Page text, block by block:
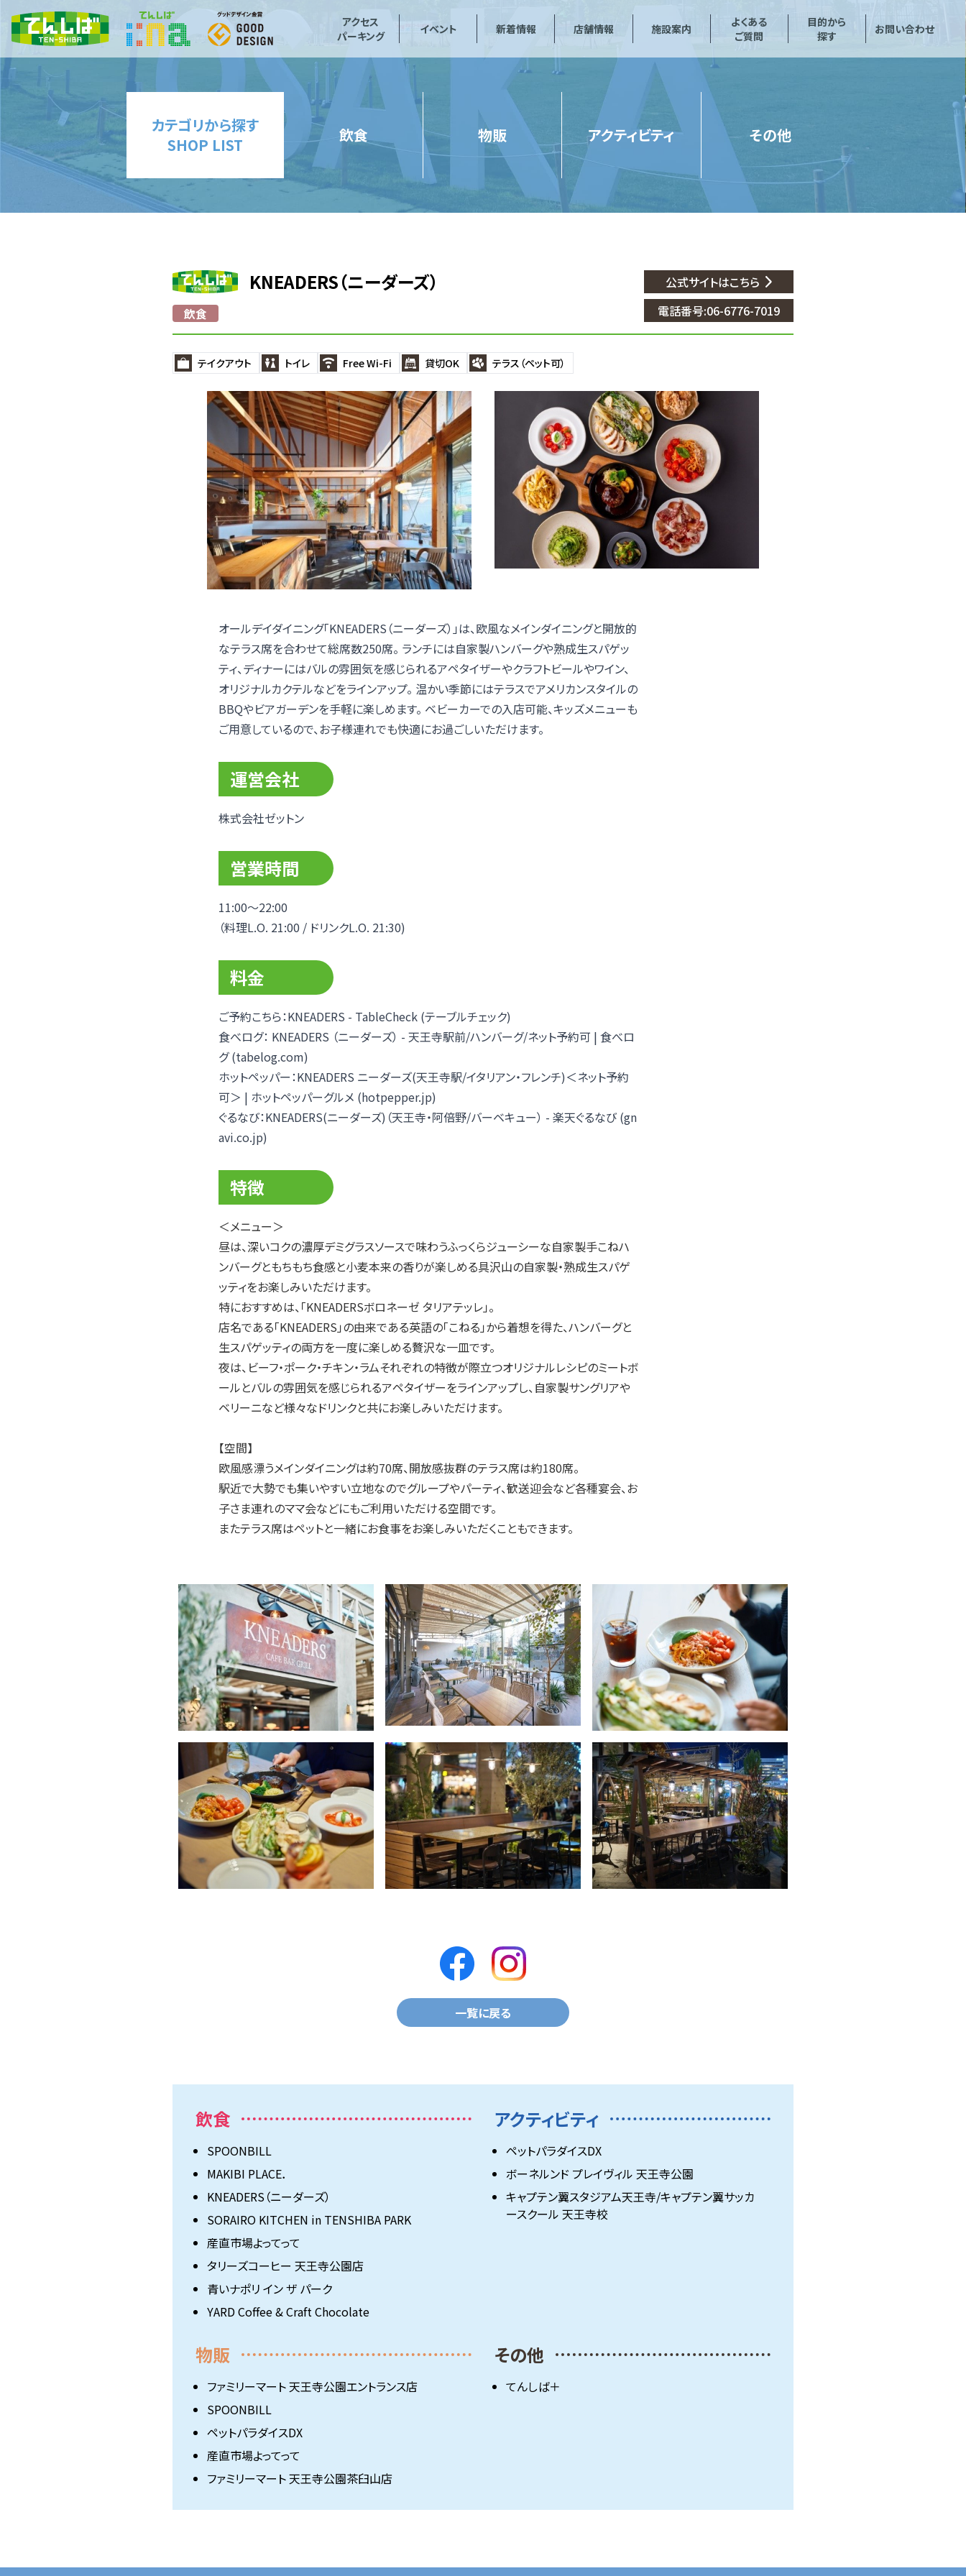
アクセス
パーキング
イベント 新着情報 店舗情報 施設案内
よくある
ご質問
目的から
探す
お問い合わせ
カテゴリから探す
SHOP LIST
飲食 物販 アクティビティ その他
KNEADERS（ニーダーズ）
飲食
公式サイトはこちら
電話番号:06-6776-7019
テイクアウト トイレ Free Wi-Fi 貸切OK テラス（ペット可）
オールデイダイニング「KNEADERS（ニーダーズ）」は、欧風なメインダイニングと開放的
なテラス席を合わせて総席数250席。 ランチには自家製ハンバーグや熟成生スパゲッ
ティ、ディナーにはバルの雰囲気を感じられるアペタイザーやクラフトビールやワイン、
オリジナルカクテルなどをラインアップ。 温かい季節にはテラスでアメリカンスタイルの
BBQやビアガーデンを手軽に楽しめます。 ベビーカーでの入店可能、キッズメニューも
ご用意しているので、お子様連れでも快適にお過ごしいただけます。
運営会社
株式会社ゼットン
営業時間
11:00～22:00
（料理L.O. 21:00 / ドリンクL.O. 21:30)
料金
ご予約こちら：KNEADERS - TableCheck (テーブルチェック)
食べログ： KNEADERS （ニーダーズ） - 天王寺駅前/ハンバーグ/ネット予約可 | 食べロ
グ (tabelog.com)
ホットペッパー：KNEADERS ニーダーズ(天王寺駅/イタリアン・フレンチ)＜ネット予約
可＞ | ホットペッパーグルメ (hotpepper.jp)
ぐるなび：KNEADERS(ニーダーズ)（天王寺・阿倍野/バーベキュー） - 楽天ぐるなび (gn
avi.co.jp)
特徴
＜メニュー＞
昼は、深いコクの濃厚デミグラスソースで味わうふっくらジューシーな自家製手こねハ
ンバーグともちもち食感と小麦本来の香りが楽しめる具沢山の自家製・熟成生スパゲ
ッティをお楽しみいただけます。
特におすすめは、「KNEADERSボロネーゼ タリアテッレ」。
店名である「KNEADERS」の由来である英語の「こねる」から着想を得た、ハンバーグと
生スパゲッティの両方を一度に楽しめる贅沢な一皿です。
夜は、ビーフ・ポーク・チキン・ラムそれぞれの特徴が際立つオリジナルレシピのミートボ
ールとバルの雰囲気を感じられるアペタイザーをラインアップし、自家製サングリアや
ベリーニなど様々なドリンクと共にお楽しみいただけます。
【空間】
欧風感漂うメインダイニングは約70席、開放感抜群のテラス席は約180席。
駅近で大勢でも集いやすい立地なのでグループやパーティ、歓送迎会など各種宴会、お
子さま連れのママ会などにもご利用いただける空間です。
またテラス席はペットと一緒にお食事をお楽しみいただくこともできます。
一覧に戻る
飲食
SPOONBILL
MAKIBI PLACE．
KNEADERS（ニーダーズ）
SORAIRO KITCHEN in TENSHIBA PARK
産直市場よってって
タリーズコーヒー 天王寺公園店
青いナポリ イン ザ パーク
YARD Coffee & Craft Chocolate
アクティビティ
ペットパラダイスDX
ボーネルンド プレイヴィル 天王寺公園
キャプテン翼スタジアム天王寺/キャプテン翼サッカ
ースクール 天王寺校
物販
ファミリーマート 天王寺公園エントランス店
SPOONBILL
ペットパラダイスDX
産直市場よってって
ファミリーマート 天王寺公園茶臼山店
その他
てんしば＋